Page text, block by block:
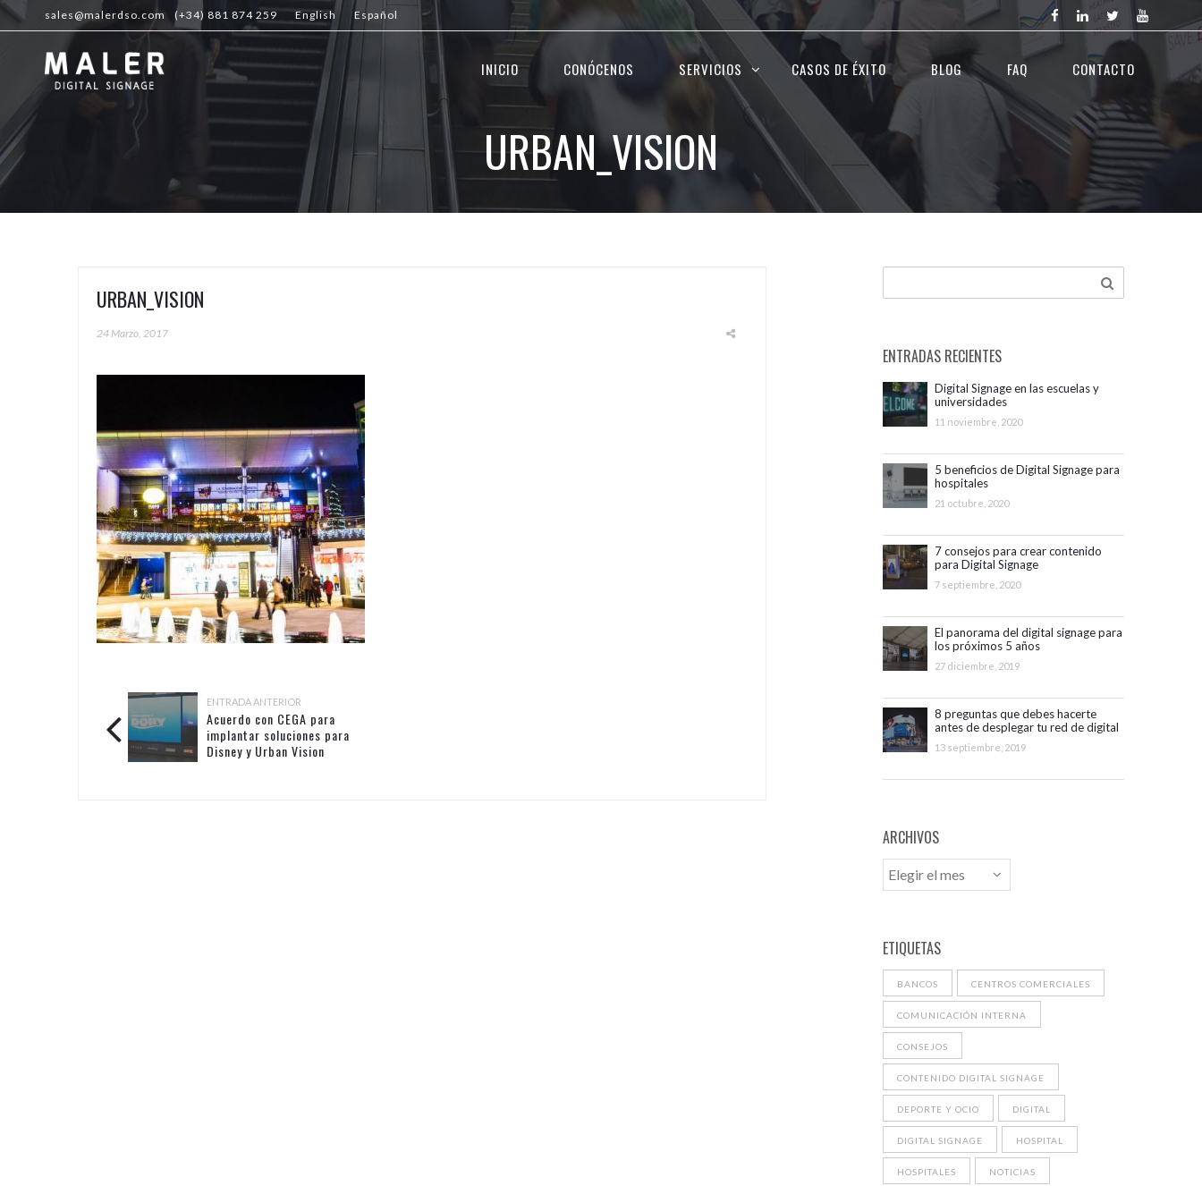
sales@malerdso.com (+34) 881 874 259 English Español
INICIO CONÓCENOS SERVICIOS CASOS DE ÉXITO BLOG FAQ CONTACTO
URBAN_VISION
URBAN_VISION
24 Marzo, 2017
ENTRADA ANTERIOR
Acuerdo con CEGA para
implantar soluciones para
Disney y Urban Vision
ENTRADAS RECIENTES
Digital Signage en las escuelas y
universidades
11 noviembre, 2020
5 beneficios de Digital Signage para
hospitales
21 octubre, 2020
7 consejos para crear contenido
para Digital Signage
7 septiembre, 2020
El panorama del digital signage para
los próximos 5 años
27 diciembre, 2019
8 preguntas que debes hacerte
antes de desplegar tu red de digital
signage
13 septiembre, 2019
ARCHIVOS
ETIQUETAS
BANCOS CENTROS COMERCIALES
COMUNICACIÓN INTERNA
CONSEJOS
CONTENIDO DIGITAL SIGNAGE
DEPORTE Y OCIO DIGITAL
DIGITAL SIGNAGE HOSPITAL
HOSPITALES NOTICIAS